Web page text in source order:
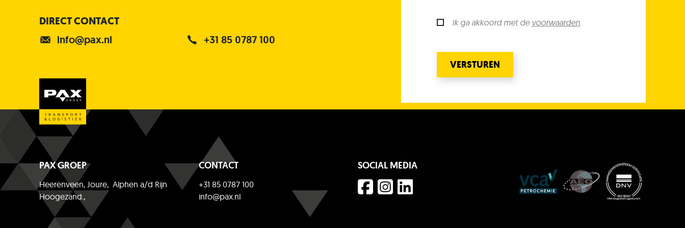
Ik ga akkoord met de voorwaarden.
VERSTUREN
DIRECT CONTACT
info@pax.nl +31 85 0787 100
PAX GROEP
Heerenveen, Joure, Alphen a/d Rijn
Hoogezand.,
CONTACT
+31 85 0787 100
info@pax.nl
SOCIAL MEDIA